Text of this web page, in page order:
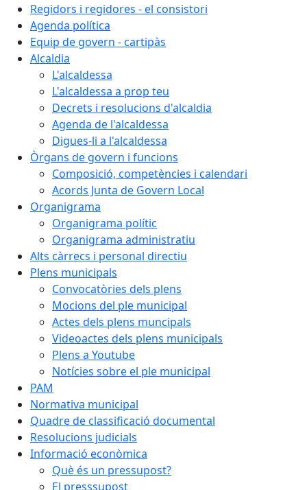
Regidors i regidores - el consistori
Agenda política
Equip de govern - cartipàs
Alcaldia
L'alcaldessa
L'alcaldessa a prop teu
Decrets i resolucions d'alcaldia
Agenda de l'alcaldessa
Digues-li a l'alcaldessa
Òrgans de govern i funcions
Composició, competències i calendari
Acords Junta de Govern Local
Organigrama
Organigrama polític
Organigrama administratiu
Alts càrrecs i personal directiu
Plens municipals
Convocatòries dels plens
Mocions del ple municipal
Actes dels plens muncipals
Videoactes dels plens municipals
Plens a Youtube
Notícies sobre el ple municipal
PAM
Normativa municipal
Quadre de classificació documental
Resolucions judicials
Informació econòmica
Què és un pressupost?
El presssupost